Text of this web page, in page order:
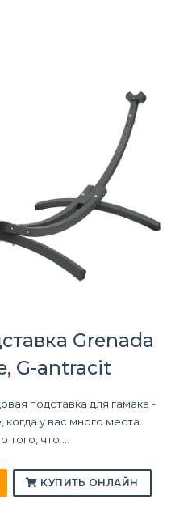
Grenada
G-antracit
подставка для гамака -
у вас много места.
того, что ...
КУПИТЬ ОНЛАЙН